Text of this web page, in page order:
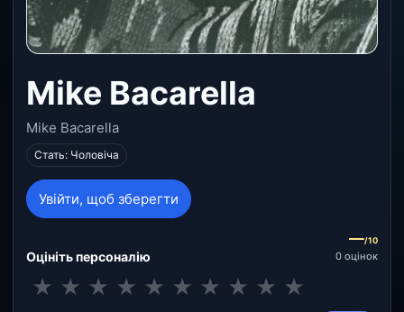
Mike Bacarella
Mike Bacarella
Стать: Чоловіча
Увійти, щоб зберегти
Оцініть персоналію
—/10
0 оцінок
★ ★ ★ ★ ★ ★ ★ ★ ★ ★